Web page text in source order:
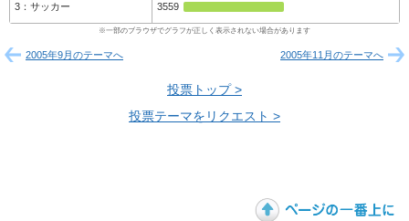
サッカー 3559
2005年9月のテーマへ 2005年11月のテーマへ
投票トップ >
投票テーマをリクエスト >